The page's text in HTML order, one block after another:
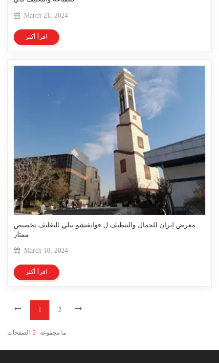
March 21, 2024
اقرأ أكثر
معرض إيران للجمال والتنظيف ل قوانغتشو بيلي للتغليف تخصيص
ممتاز
March 18, 2024
اقرأ أكثر
1 2
ما مجموعه 2 الصفحات